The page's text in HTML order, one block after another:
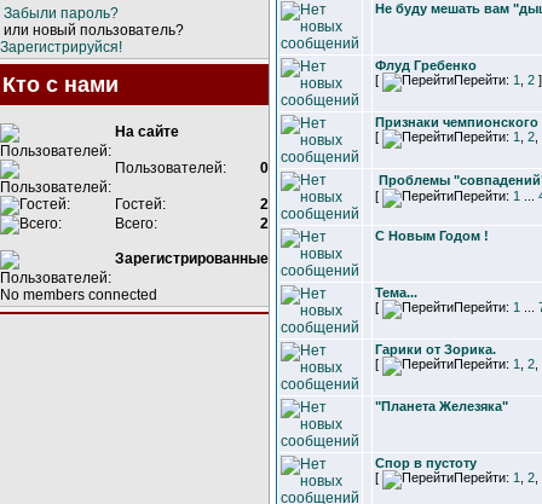
Забыли пароль?
или новый пользователь?
Зарегистрируйся!
Кто с нами
На сайте
Пользователей: 0
Гостей:
2
Всего:
2
Зарегистрированные
No members connected
Не буду мешать вам
Флуд Гребенко
[
Перейти: 1 2 ]
Признаки чемпионского
[
Перейти: 1 2
Проблемы
[
Перейти: 1
С Новым Годом !
Тема...
[
Перейти: 1
Гарики от Зорика.
[
Перейти: 1 2
"Планета Железяка"
Спор в пустоту
[
Перейти: 1 2